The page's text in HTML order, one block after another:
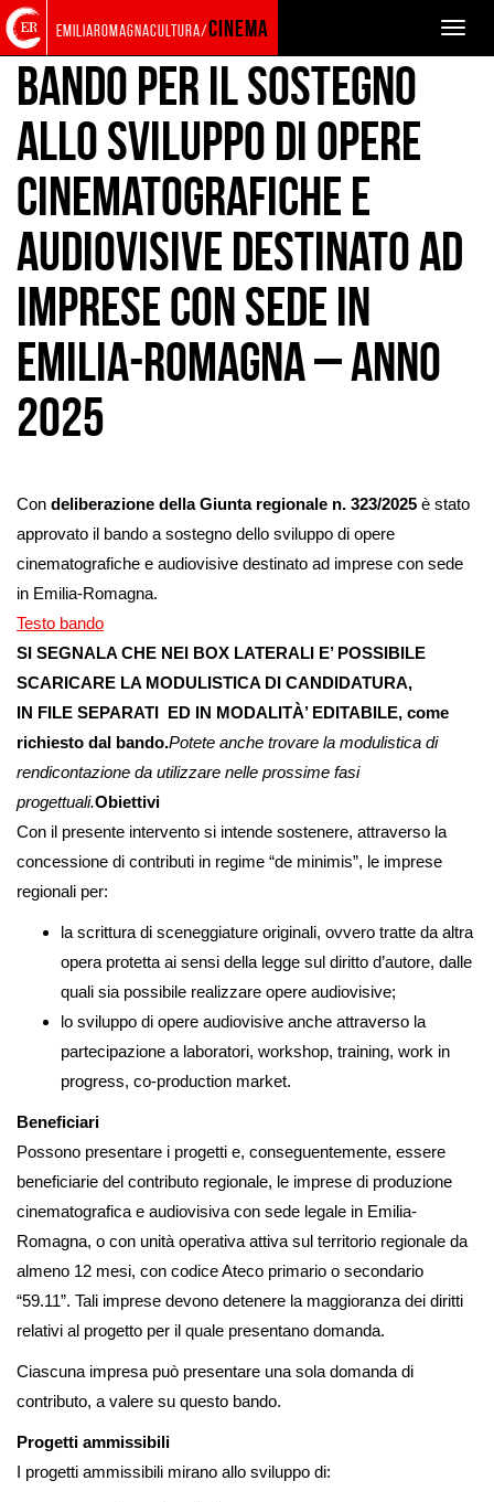
Torna
alla
home
page
Cerca
nel
sito
Salta
ai
contenuti
Salta
al
menu
principale
Toggle
emiliaromagnacultura/cinema
BANDI SVILUPPO
Bando per il sostegno
allo sviluppo di opere
cinematografiche e
audiovisive destinato ad
imprese con sede in
Emilia-Romagna – Anno
2025
Con deliberazione della Giunta regionale n. 323/2025 è stato
approvato il bando a sostegno dello sviluppo di opere
cinematografiche e audiovisive destinato ad imprese con sede
in Emilia-Romagna.
Testo bando
SI SEGNALA CHE NEI BOX LATERALI E’ POSSIBILE
SCARICARE LA MODULISTICA DI CANDIDATURA,
IN FILE SEPARATI ED IN MODALITÀ’ EDITABILE, come
richiesto dal bando.Potete anche trovare la modulistica di
rendicontazione da utilizzare nelle prossime fasi
progettuali.Obiettivi
Con il presente intervento si intende sostenere, attraverso la
concessione di contributi in regime “de minimis”, le imprese
regionali per:
la scrittura di sceneggiature originali, ovvero tratte da altra
opera protetta ai sensi della legge sul diritto d’autore, dalle
quali sia possibile realizzare opere audiovisive;
lo sviluppo di opere audiovisive anche attraverso la
partecipazione a laboratori, workshop, training, work in
progress, co-production market.
Beneficiari
Possono presentare i progetti e, conseguentemente, essere
beneficiarie del contributo regionale, le imprese di produzione
cinematografica e audiovisiva con sede legale in Emilia-
Romagna, o con unità operativa attiva sul territorio regionale da
almeno 12 mesi, con codice Ateco primario o secondario
“59.11”. Tali imprese devono detenere la maggioranza dei diritti
relativi al progetto per il quale presentano domanda.
Ciascuna impresa può presentare una sola domanda di
contributo, a valere su questo bando.
Progetti ammissibili
I progetti ammissibili mirano allo sviluppo di: